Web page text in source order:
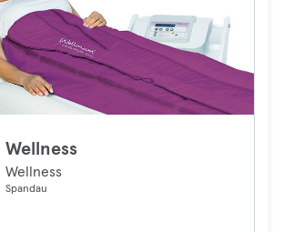
Wellness
Wellness
Spandau